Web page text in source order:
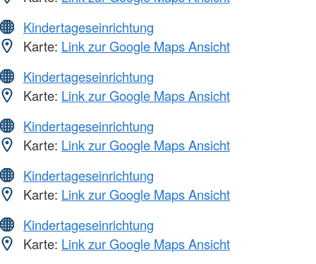
Kindertageseinrichtung
Karte: Link zur Google Maps Ansicht
Kindertageseinrichtung
Karte: Link zur Google Maps Ansicht
Kindertageseinrichtung
Karte: Link zur Google Maps Ansicht
Kindertageseinrichtung
Karte: Link zur Google Maps Ansicht
Kindertageseinrichtung
Karte: Link zur Google Maps Ansicht